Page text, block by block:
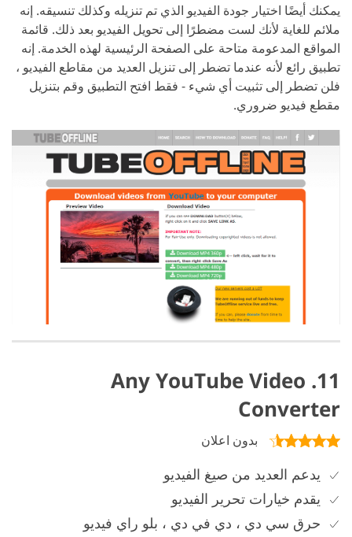
يمكنك أيضًا اختيار جودة الفيديو الذي تم تنزيله وكذلك تنسيقه. إنه
ملائم للغاية لأنك لست مضطرًا إلى تحويل الفيديو بعد ذلك. قائمة
المواقع المدعومة متاحة على الصفحة الرئيسية لهذه الخدمة. إنه
تطبيق رائع لأنه عندما تضطر إلى تنزيل العديد من مقاطع الفيديو ،
فلن تضطر إلى تثبيت أي شيء - فقط افتح التطبيق وقم بتنزيل
مقطع فيديو ضروري.
11. Any YouTube Video
Converter
بدون اعلان
يدعم العديد من صيغ الفيديو
يقدم خيارات تحرير الفيديو
حرق سي دي ، دي في دي ، بلو راي فيديو